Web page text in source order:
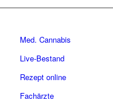
Med. Cannabis
Live-Bestand
Rezept online
Fachärzte